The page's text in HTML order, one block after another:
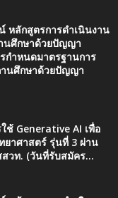
หลักสูตรการดำเนินงาน
นศึกษาด้วยปัญญา
กำหนดมาตรฐานการ
านศึกษาด้วยปัญญา
ช้ Generative AI เพื่อ
ยาศาสตร์ รุ่นที่ 3 ผ่าน
วท. (วันที่รับสมัคร...